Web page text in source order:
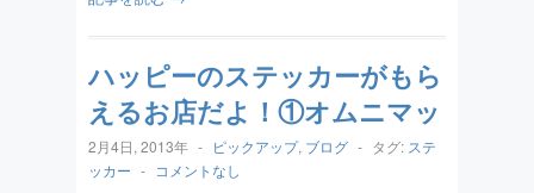
ハッピーのステッカーがもら
えるお店だよ！①オムニマッ
2月4日, 2013年 - ピックアップ, ブログ - タグ: ステ
ッカー - コメントなし